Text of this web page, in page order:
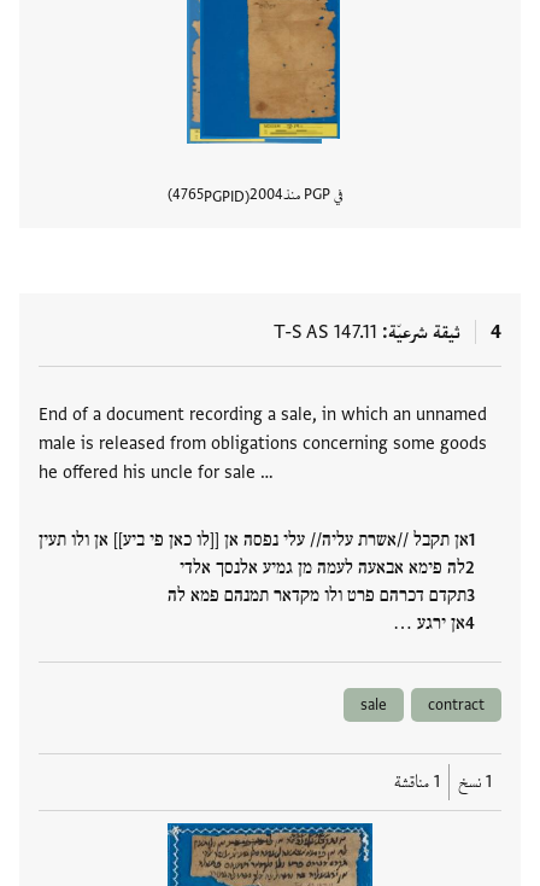
في PGP منذ 2004
PGPID
4765
4 ثيقة شرعيّة T-S AS 147.11
End of a document recording a sale, in which an unnamed
male is released from obligations concerning some goods
he offered his uncle for sale …
אן תקבל //אשרת עליה// עלי נפסה אן [[לו כאן פי ביע]] אן ולו תעין
לה פימא אבאעה לעמה מן גמיע אלנסך אלדי
תקדם דכרהם פרט ולו מקדאר תמנהם פמא לה
אן ירגע …
contract
sale
1 نسخ 1 مناقشة